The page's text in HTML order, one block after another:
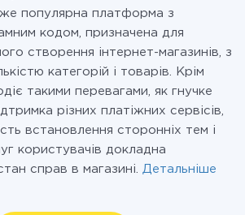
популярна платформа з
кодом, призначена для
створення інтернет-магазинів, з
категорій і товарів. Крім
такими перевагами, як гнучке
різних платіжних сервісів,
встановлення сторонніх тем і
користувачів докладна
справ в магазині. Детальніше